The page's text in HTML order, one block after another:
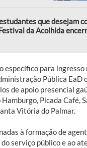
que desejam
da Acolhida
específico para ingresso
Pública EaD
de apoio presencial
Picada Café,
Vitória do Palmar.
à formação de
serviço público e ao